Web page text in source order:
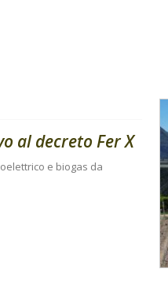
al decreto Fer X
e biogas da